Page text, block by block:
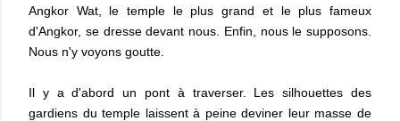
Angkor Wat, le temple le plus grand et le plus fameux
d'Angkor, se dresse devant nous. Enfin, nous le supposons.
Nous n'y voyons goutte.
Il y a d'abord un pont à traverser. Les silhouettes des
gardiens du temple laissent à peine deviner leur masse de